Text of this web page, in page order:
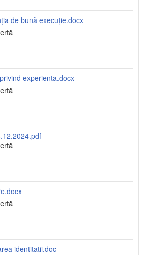
de bună execuție.docx
experienta.docx
identitatii.doc